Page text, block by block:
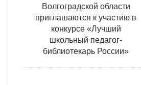
Волгоградской области
приглашаются к участию в
конкурсе «Лучший
школьный педагог-
библиотекарь России»